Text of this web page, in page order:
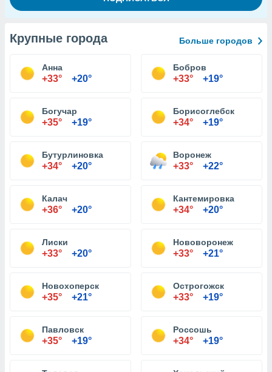
Крупные города Больше городов
Анна
+33° +20°
Бобров
+33° +19°
Богучар
+35° +19°
Борисоглебск
+34° +19°
Бутурлиновка
+34° +20°
Воронеж
+33° +22°
Калач
+36° +20°
Кантемировка
+34° +20°
Лиски
+33° +20°
Нововоронеж
+33° +21°
Новохоперск
+35° +21°
Острогожск
+33° +19°
Павловск
+35° +19°
Россошь
+34° +19°